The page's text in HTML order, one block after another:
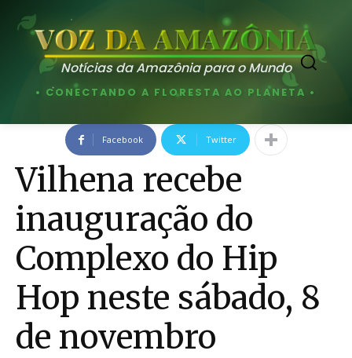
VOZ DA AMAZÔNIA
Notícias da Amazônia para o Mundo
• CONECTANDO A FLORESTA AO PLANETA •
Facebook Twitter
Vilhena recebe
inauguração do
Complexo do Hip
Hop neste sábado, 8
de novembro